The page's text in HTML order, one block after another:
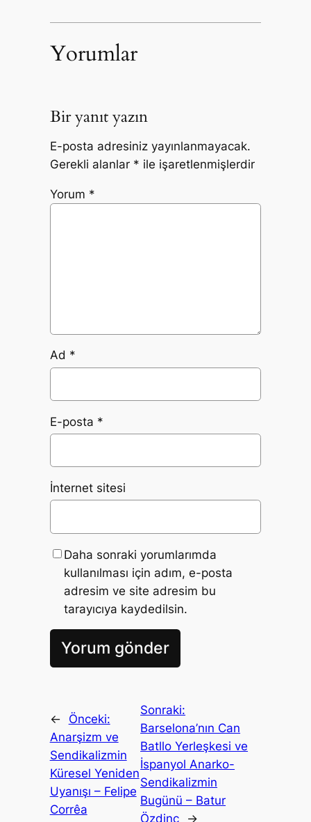
Yorumlar
Bir yanıt yazın
E-posta adresiniz yayınlanmayacak.
Gerekli alanlar * ile işaretlenmişlerdir
Yorum *
Ad *
E-posta *
İnternet sitesi
Daha sonraki yorumlarımda
kullanılması için adım, e-posta
adresim ve site adresim bu
tarayıcıya kaydedilsin.
←
Önceki:
Anarşizm ve
Sendikalizmin
Küresel Yeniden
Uyanışı – Felipe
Corrêa
Sonraki:
Barselona’nın Can
Batllo Yerleşkesi ve
İspanyol Anarko-
Sendikalizmin
Bugünü – Batur
Özdinç
→